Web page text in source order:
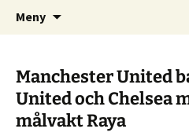
Meny
Manchester United
United och Chelsea
målvakt Raya